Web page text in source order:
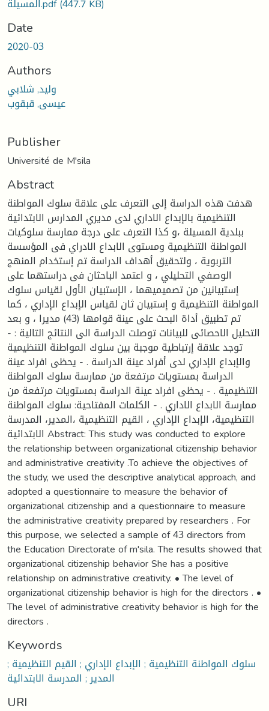
المسيلة.pdf(447.7 KB)
Date
2020-03
Authors
وليد, شلابي
عيسى, قبقوب
Publisher
Université de M'sila
Abstract
هدفت هذه الدراسة إلى التعرف على علاقة سلوك المواطنة
التنظيمية بالإبداع الاداري لدى مديري المدارس الابتدائية
ببلدية المسيلة ،و كذا التعرف على درجة ممارسة سلوكيات
المواطنة التنظيمية ومستوى الابداع الادراي فى المؤسسة
التربوية ، ولتحقيق أهداف الدراسة تم إستخدام المنهج
الوصفي التحليلي ، و اعتمد الباحثان فى دراستهما على
إستبيانين من تصميميهما ، الإستبيان الأول لقياس سلوك
المواطنة التنظيمية و إستبيان ثان لقياس الإبداع الإداري ، كما
تم تطبيق أداة البحث على عينة قوامها (43) مديرا ، و بعد
التحليل الاحصائى للبيانات توصلت الدراسة الى النتائج التالية : -
توجد علاقة إرتباطية موجبة بين سلوك المواطنة التنظيمية
والإبداع الإداري لدى أفراد عينة الدراسة . - يحظى افراد عينة
الدراسة بمستويات مرتفعة من ممارسة سلوك المواطنة
التنظيمية . - يحظى افراد عينة الدراسة بمستويات مرتفعة من
ممارسة الابداع الاداري . - الكلمات المفتاحية: سلوك المواطنة
التنظيمية، الإبداع الإداري ، القيم التنظيمية ،المدير، المدرسة
الابتدائية Abstract: This study was conducted to explore
the relationship between organizational citizenship behavior
and administrative creativity .To achieve the objectives of
the study, we used the descriptive analytical approach, and
adopted a questionnaire to measure the behavior of
organizational citizenship and a questionnaire to measure
the administrative creativity prepared by researchers . For
this purpose, we selected a sample of 43 directors from
the Education Directorate of m'sila. The results showed that
organizational citizenship behavior She has a positive
relationship on administrative creativity. • The level of
organizational citizenship behavior is high for the directors . •
The level of administrative creativity behavior is high for the
directors .
Keywords
سلوك المواطنة التنظيمية ; الإبداع الإداري ; القيم التنظيمية ;
المدير ; المدرسة الابتدائية
URI